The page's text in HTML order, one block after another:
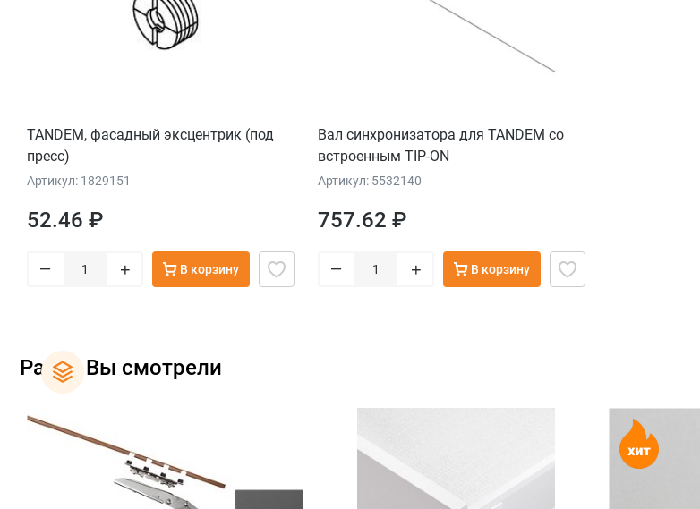
TANDEM, фасадный эксцентрик (под
пресс)
Артикул: 1829151
52.46 ₽
– + В корзину
Вал синхронизатора для TANDEM со
встроенным TIP-ON
Артикул: 5532140
757.62 ₽
– + В корзину
Ранее Вы смотрели